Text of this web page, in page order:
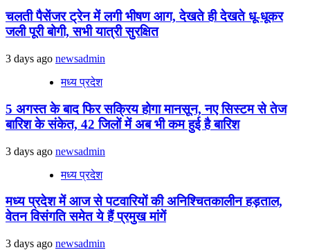
चलती पैसेंजर ट्रेन में लगी भीषण आग, देखते ही देखते धू-धूकर
जली पूरी बोगी, सभी यात्री सुरक्षित
3 days ago newsadmin
मध्य प्रदेश
5 अगस्त के बाद फिर सक्रिय होगा मानसून, नए सिस्टम से तेज
बारिश के संकेत, 42 जिलों में अब भी कम हुई है बारिश
3 days ago newsadmin
मध्य प्रदेश
मध्य प्रदेश में आज से पटवारियों की अनिश्चितकालीन हड़ताल,
वेतन विसंगति समेत ये हैं प्रमुख मांगें
3 days ago newsadmin